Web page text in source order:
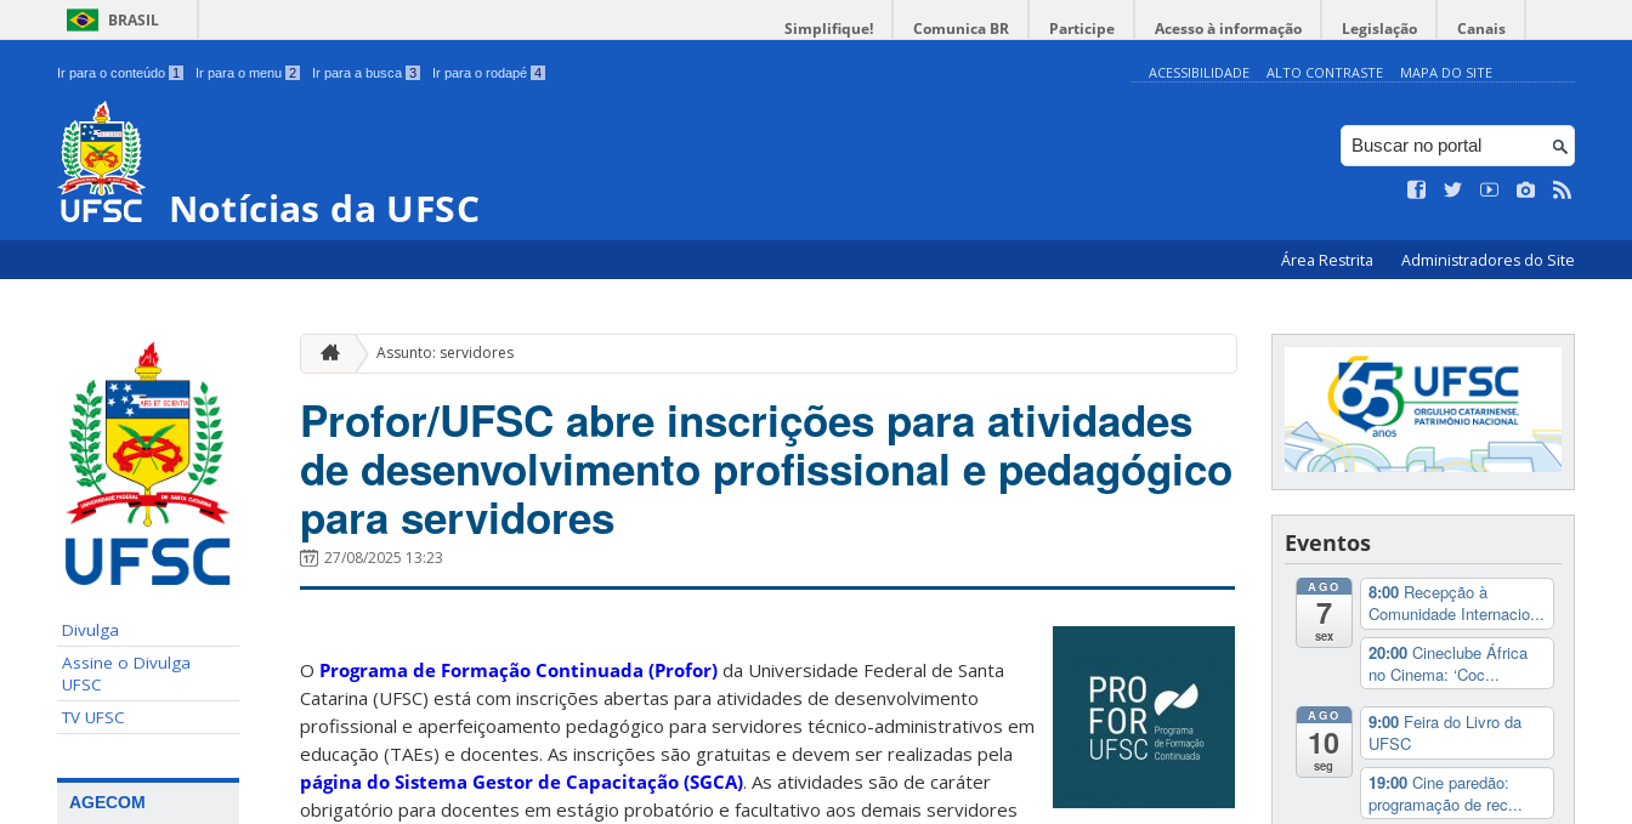
BRASIL Simplifique! Comunica BR Participe Acesso à informação Legislação Canais
Ir para o conteúdo 1 Ir para o menu 2 Ir para a busca 3 Ir para o rodapé 4 ACESSIBILIDADE ALTO CONTRASTE MAPA DO SITE
Notícias da UFSC
Área Restrita Administradores do Site
Divulga
Assine o Divulga
UFSC
TV UFSC
AGECOM
Assunto: servidores
Profor/UFSC abre inscrições para atividades
de desenvolvimento profissional e pedagógico
para servidores
27/08/2025 13:23
O Programa de Formação Continuada (Profor) da Universidade Federal de Santa
Catarina (UFSC) está com inscrições abertas para atividades de desenvolvimento
profissional e aperfeiçoamento pedagógico para servidores técnico-administrativos em
educação (TAEs) e docentes. As inscrições são gratuitas e devem ser realizadas pela
página do Sistema Gestor de Capacitação (SGCA). As atividades são de caráter
obrigatório para docentes em estágio probatório e facultativo aos demais servidores
Eventos
AGO
7
sex
8:00 Recepção à
Comunidade Internacio...
20:00 Cineclube África
no Cinema: ‘Coc...
AGO
10
seg
9:00 Feira do Livro da
UFSC
19:00 Cine paredão:
programação de rec...